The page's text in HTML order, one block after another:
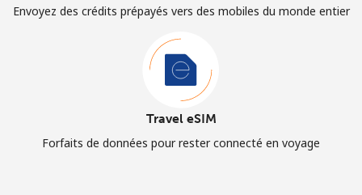
Envoyez des crédits prépayés vers des mobiles du monde entier
Travel eSIM
Forfaits de données pour rester connecté en voyage